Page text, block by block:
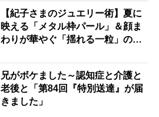
【紀子さまのジュエリー術】夏に
映える「メタル枠パール」＆顔ま
わりが華やぐ「揺れる一粒」の使
兄がボケました～認知症と介護と
老後と「第84回『特別送達』が届
きました」